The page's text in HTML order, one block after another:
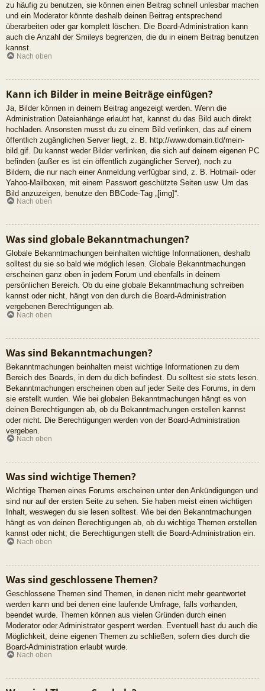
zu häufig zu benutzen, sie können einen Beitrag schnell unlesbar machen
und ein Moderator könnte deshalb deinen Beitrag entsprechend
überarbeiten oder gar komplett löschen. Die Board-Administration kann
auch die Anzahl der Smileys begrenzen, die du in einem Beitrag benutzen
kannst.
Nach oben
Kann ich Bilder in meine Beiträge einfügen?
Ja, Bilder können in deinem Beitrag angezeigt werden. Wenn die
Administration Dateianhänge erlaubt hat, kannst du das Bild auch direkt
hochladen. Ansonsten musst du zu einem Bild verlinken, das auf einem
öffentlich zugänglichen Server liegt, z. B. http://www.domain.tld/mein-
bild.gif. Du kannst weder Bilder verlinken, die sich auf deinem eigenen PC
befinden (außer es ist ein öffentlich zugänglicher Server), noch zu
Bildern, die nur nach einer Anmeldung verfügbar sind, z. B. Hotmail- oder
Yahoo-Mailboxen, mit einem Passwort geschützte Seiten usw. Um das
Bild anzuzeigen, benutze den BBCode-Tag „[img]“.
Nach oben
Was sind globale Bekanntmachungen?
Globale Bekanntmachungen beinhalten wichtige Informationen, deshalb
solltest du sie so bald wie möglich lesen. Globale Bekanntmachungen
erscheinen ganz oben in jedem Forum und ebenfalls in deinem
persönlichen Bereich. Ob du eine globale Bekanntmachung schreiben
kannst oder nicht, hängt von den durch die Board-Administration
vergebenen Berechtigungen ab.
Nach oben
Was sind Bekanntmachungen?
Bekanntmachungen beinhalten meist wichtige Informationen zu dem
Bereich des Boards, in dem du dich befindest. Du solltest sie stets lesen.
Bekanntmachungen erscheinen oben auf jeder Seite des Forums, in dem
sie erstellt wurden. Wie bei globalen Bekanntmachungen hängt es von
deinen Berechtigungen ab, ob du Bekanntmachungen erstellen kannst
oder nicht. Die Berechtigungen werden von der Board-Administration
vergeben.
Nach oben
Was sind wichtige Themen?
Wichtige Themen eines Forums erscheinen unter den Ankündigungen und
sind nur auf der ersten Seite zu sehen. Sie haben meist einen wichtigen
Inhalt, weswegen du sie lesen solltest. Wie bei den Bekanntmachungen
hängt es von deinen Berechtigungen ab, ob du wichtige Themen erstellen
kannst oder nicht; die Berechtigungen stellt die Board-Administration ein.
Nach oben
Was sind geschlossene Themen?
Geschlossene Themen sind Themen, in denen nicht mehr geantwortet
werden kann und bei denen eine laufende Umfrage, falls vorhanden,
beendet wurde. Themen können aus vielen Gründen durch einen
Moderator oder Administrator gesperrt werden. Eventuell hast du auch die
Möglichkeit, deine eigenen Themen zu schließen, sofern dies durch die
Board-Administration erlaubt wurde.
Nach oben